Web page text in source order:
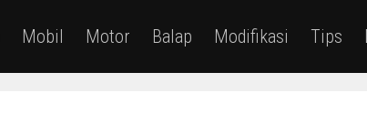
Mobil Motor Balap Modifikasi Tips